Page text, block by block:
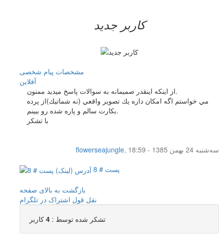
کاربر جدید
مشخصات پیام شخصی
آفلاين
از اينكه اينقدر صميمانه به سوالات پاسخ ميديد ممنون.
مي خواستم اگه امكان داره يك تصوير واقعي (نه شماتيك)از پرده
بكارت سالم و پاره شده رو ببينم.
با تشكر
flowerseajungle,
سه‌شنبه 24 بهمن 1385 - 18:59
پست # 8
بازگشت به بالای صفحه
نقل قول اشتراک در تلگرام
تشکر شده توسط : 4 کاربر